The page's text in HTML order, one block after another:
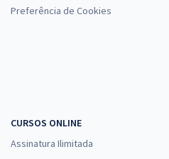
Preferência de Cookies
CURSOS ONLINE
Assinatura Ilimitada